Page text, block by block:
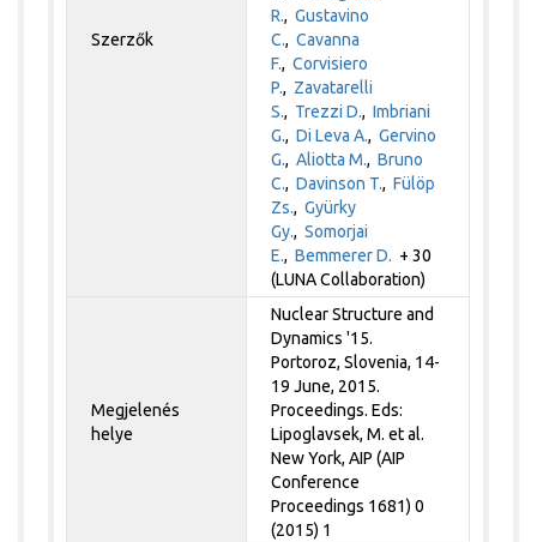
Szerzők
R.,Gustavino
C.,Cavanna
F.,Corvisiero
P., Zavatarelli
S., Trezzi D.,Imbriani
G.,Di Leva A.,Gervino
G.,Aliotta M.,Bruno
C.,Davinson T.,Fülöp
Zs.,Gyürky
Gy.,Somorjai
E.,Bemmerer D. + 30
(LUNA Collaboration)
Megjelenés
helye
Nuclear Structure and
Dynamics '15.
Portoroz, Slovenia, 14-
19 June, 2015.
Proceedings. Eds:
Lipoglavsek, M. et al.
New York, AIP (AIP
Conference
Proceedings 1681) 0
(2015) 1